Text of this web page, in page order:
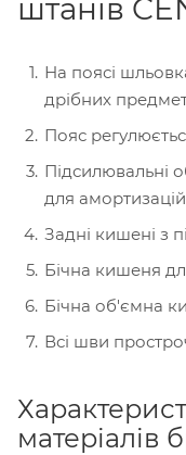
штанів
На поясі
дрібних
Пояс
Підсилювальні
для
Задні кишені з
Бічна кишеня
Бічна об'ємна
Всі шви
матеріалів